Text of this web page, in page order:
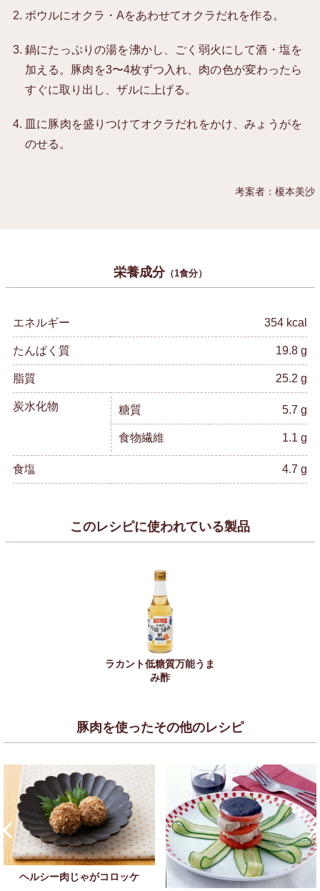
ボウルにオクラ・Aをあわせてオクラだれを作る。
鍋にたっぷりの湯を沸かし、ごく弱火にして酒・塩を
加える。豚肉を3〜4枚ずつ入れ、肉の色が変わったら
すぐに取り出し、ザルに上げる。
皿に豚肉を盛りつけてオクラだれをかけ、みょうがを
のせる。
考案者：榎本美沙
栄養成分（1食分）
エネルギー 354 kcal
たんぱく質 19.8 g
脂質 25.2 g
炭水化物 糖質 5.7 g
食物繊維 1.1 g
食塩 4.7 g
このレシピに使われている製品
ラカント低糖質万能うま
み酢
豚肉を使ったその他のレシピ
ヘルシー肉じゃがコロッケ